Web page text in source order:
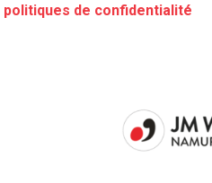
politiques de confidentialité